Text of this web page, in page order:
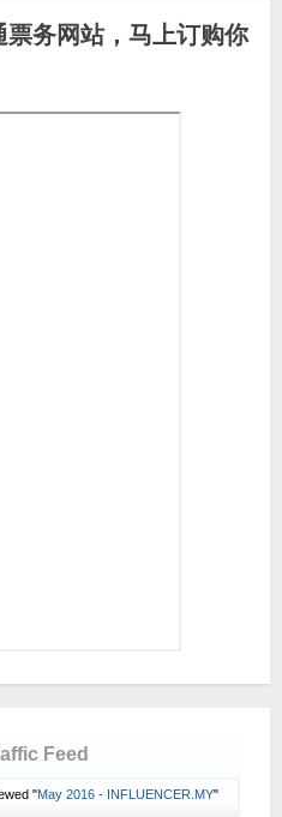
务网站，马上订购你
Feed
"May 2016 - INFLUENCER.MY"